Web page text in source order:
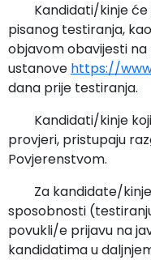
Kandidati/kinje
pisanog testiranja,
objavom obavijesti
ustanove https://
dana prije testiranja.
Kandidati/kinje
provjeri, pristupaju
Povjerenstvom.
Za kandidate/
sposobnosti
povukli/e prijavu na
kandidatima u